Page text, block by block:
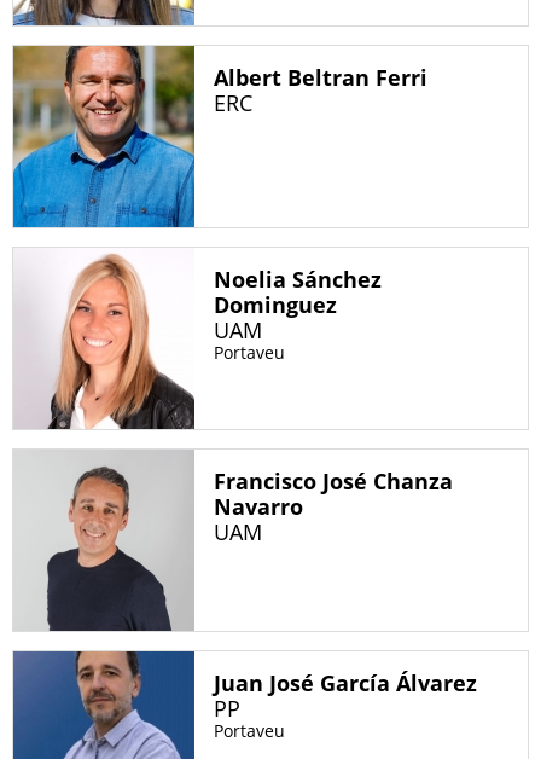
Albert Beltran Ferri
ERC
Noelia Sánchez
Dominguez
UAM
Portaveu
Francisco José Chanza
Navarro
UAM
Juan José García Álvarez
PP
Portaveu